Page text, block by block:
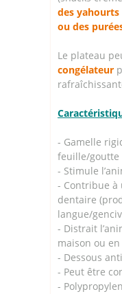
des yahourts
ou des
Le plateau
congélateur
- Gamelle
feuille/goutte
- Stimule
- Contribue à
dentaire
langue/
- Distrait
maison ou
- Dessous
- Peut être
-